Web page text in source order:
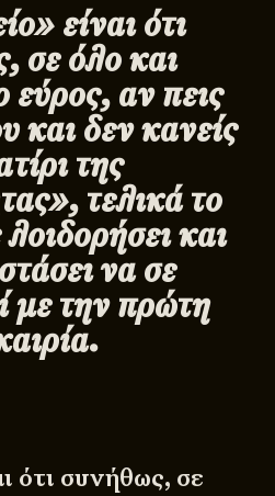
είναι ότι
σε όλο και
εύρος, αν πεις
και δεν κανείς
της
τελικά το
και
να σε
με την πρώτη
ότι συνήθως, σε